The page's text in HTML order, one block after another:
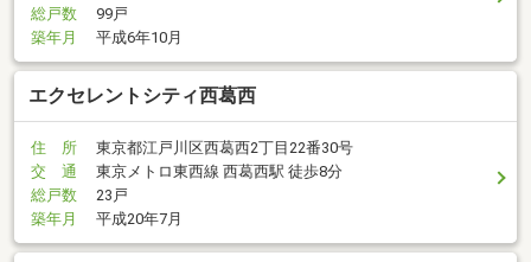
総戸数
99戸
築年月
平成6年10月
エクセレントシティ西葛西
住 所
東京都江戸川区西葛西2丁目22番30号
交 通
東京メトロ東西線 西葛西駅 徒歩8分
総戸数
23戸
築年月
平成20年7月